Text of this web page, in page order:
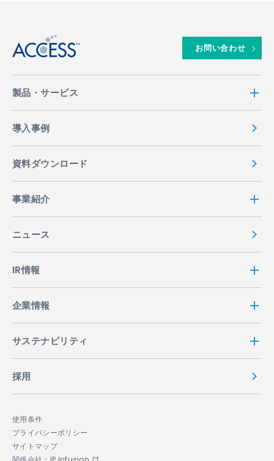
お問い合わせ
製品・サービス
導入事例
資料ダウンロード
事業紹介
ニュース
IR情報
企業情報
サステナビリティ
採用
使用条件
プライバシーポリシー
サイトマップ